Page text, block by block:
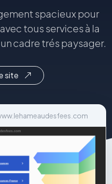
spacieux pour
tous services à la
cadre trés paysager.
site